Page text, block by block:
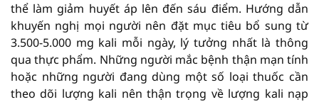
thể làm giảm huyết áp lên đến sáu điểm. Hướng dẫn
khuyến nghị mọi người nên đặt mục tiêu bổ sung từ
3.500-5.000 mg kali mỗi ngày, lý tưởng nhất là thông
qua thực phẩm. Những người mắc bệnh thận mạn tính
hoặc những người đang dùng một số loại thuốc cần
theo dõi lượng kali nên thận trọng về lượng kali nạp